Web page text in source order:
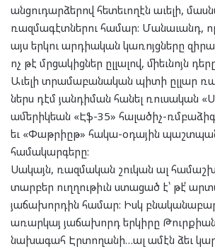
անցուդարձերով հետեւողէն աւելի,
ռազմագէտներու համար: Մանաւանդ, որ
այս երկու արդիական կառոյցները
ոչ թէ մրցակիցներ ըլլալով, միեւնոյն
Աւելի տրամաբանական պիտի ըլլար
ներս դէմ յանդիման հանել ռուսական
ամերիկեան «Էֆ-35» հալածիչ-
եւ «Փաթրիըթ» հակա-օդային
համակարգերը:
Սակայն, ռազմական շուկան ալ
տարբեր ուղղութիւն ստացած է՝ թէ՛
յաճախորդին համար: Իսկ
առարկայ յաճախորդ երկիրը Թուրքիան
նախագահ Էրտողանի…ալ ամէն ձեւ